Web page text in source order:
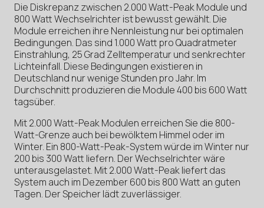
Die Diskrepanz zwischen 2.000 Watt-Peak Module und
800 Watt Wechselrichter ist bewusst gewählt. Die
Module erreichen ihre Nennleistung nur bei optimalen
Bedingungen. Das sind 1.000 Watt pro Quadratmeter
Einstrahlung, 25 Grad Zelltemperatur und senkrechter
Lichteinfall. Diese Bedingungen existieren in
Deutschland nur wenige Stunden pro Jahr. Im
Durchschnitt produzieren die Module 400 bis 600 Watt
tagsüber.
Mit 2.000 Watt-Peak Modulen erreichen Sie die 800-
Watt-Grenze auch bei bewölktem Himmel oder im
Winter. Ein 800-Watt-Peak-System würde im Winter nur
200 bis 300 Watt liefern. Der Wechselrichter wäre
unterausgelastet. Mit 2.000 Watt-Peak liefert das
System auch im Dezember 600 bis 800 Watt an guten
Tagen. Der Speicher lädt zuverlässiger.